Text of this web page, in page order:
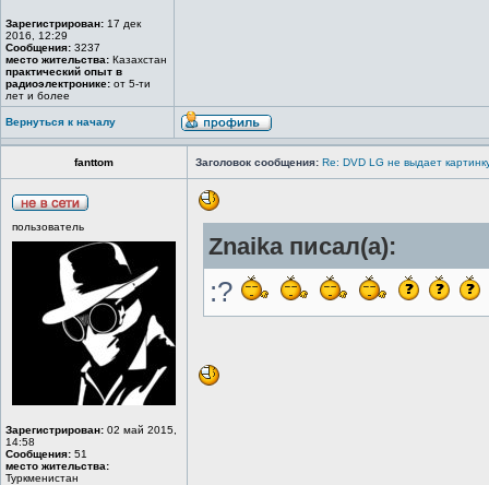
Зарегистрирован: 17 дек
2016, 12:29
Сообщения: 3237
место жительства: Казахстан
практический опыт в
радиоэлектронике: от 5-ти
лет и более
Вернуться к началу
fanttom Заголовок сообщения: Re: DVD LG не выдает
пользователь
Зарегистрирован: 02 май 2015,
14:58
Сообщения: 51
место жительства:
Туркменистан
Znaika писал(а):
:?